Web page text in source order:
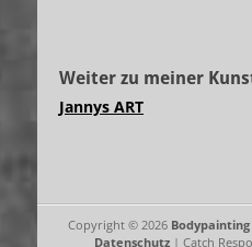
Weiter zu meiner
Jannys ART
Copyright © 2026
Datenschutz | Catch